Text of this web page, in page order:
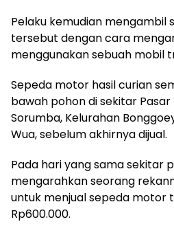
Pelaku kemudian mengambil
tersebut dengan cara
menggunakan sebuah mobil
Sepeda motor hasil curian
bawah pohon di sekitar Pasar
Sorumba, Kelurahan
Wua, sebelum akhirnya dijual.
Pada hari yang sama sekitar
mengarahkan seorang
untuk menjual sepeda motor
Rp600.000.